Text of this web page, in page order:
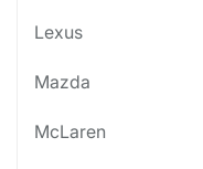
Lexus
Mazda
McLaren